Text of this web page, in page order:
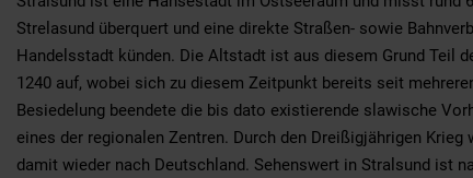
Strelasund überquert und eine direkte Straßen- sowie
Handelsstadt künden. Die Altstadt ist aus diesem Grund Teil
1240 auf, wobei sich zu diesem Zeitpunkt bereits seit
Besiedelung beendete die bis dato existierende slawische
eines der regionalen Zentren. Durch den Dreißigjährigen
damit wieder nach Deutschland. Sehenswert in Stralsund ist